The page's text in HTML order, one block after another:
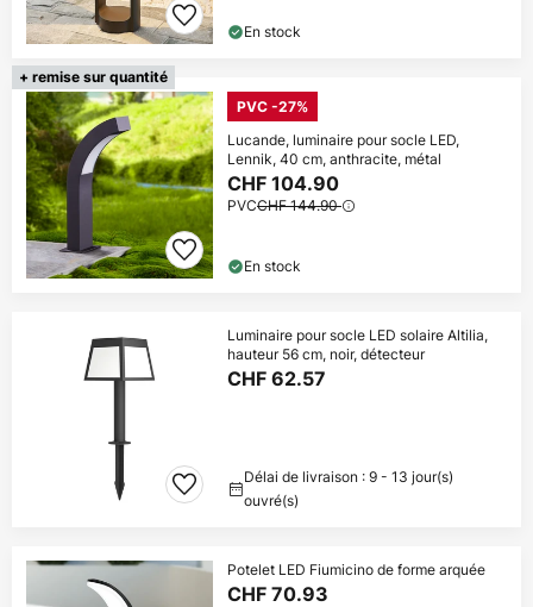
En stock
+ remise sur quantité
PVC -27%
Lucande, luminaire pour socle LED,
Lennik, 40 cm, anthracite, métal
CHF 104.90
PVCCHF 144.90
En stock
Luminaire pour socle LED solaire Altilia,
hauteur 56 cm, noir, détecteur
CHF 62.57
Délai de livraison : 9 - 13 jour(s)
ouvré(s)
Potelet LED Fiumicino de forme arquée
CHF 70.93